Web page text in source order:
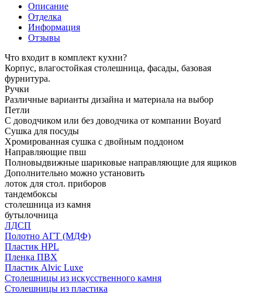
Описание
Отделка
Информация
Отзывы
Что входит в комплект кухни?
Корпус, влагостойкая столешница, фасады, базовая
фурнитура.
Ручки
Различные варианты дизайна и материала на выбор
Петли
С доводчиком или без доводчика от компании Boyard
Сушка для посуды
Хромированная сушка с двойным поддоном
Направляющие пвш
Полновыдвижные шариковые направляющие для ящиков
Дополнительно можно установить
лоток для стол. приборов
тандембоксы
столешница из камня
бутылочница
ЛДСП
Полотно АГТ (МДФ)
Пластик HPL
Пленка ПВХ
Пластик Alvic Luxe
Столешницы из искусственного камня
Столешницы из пластика